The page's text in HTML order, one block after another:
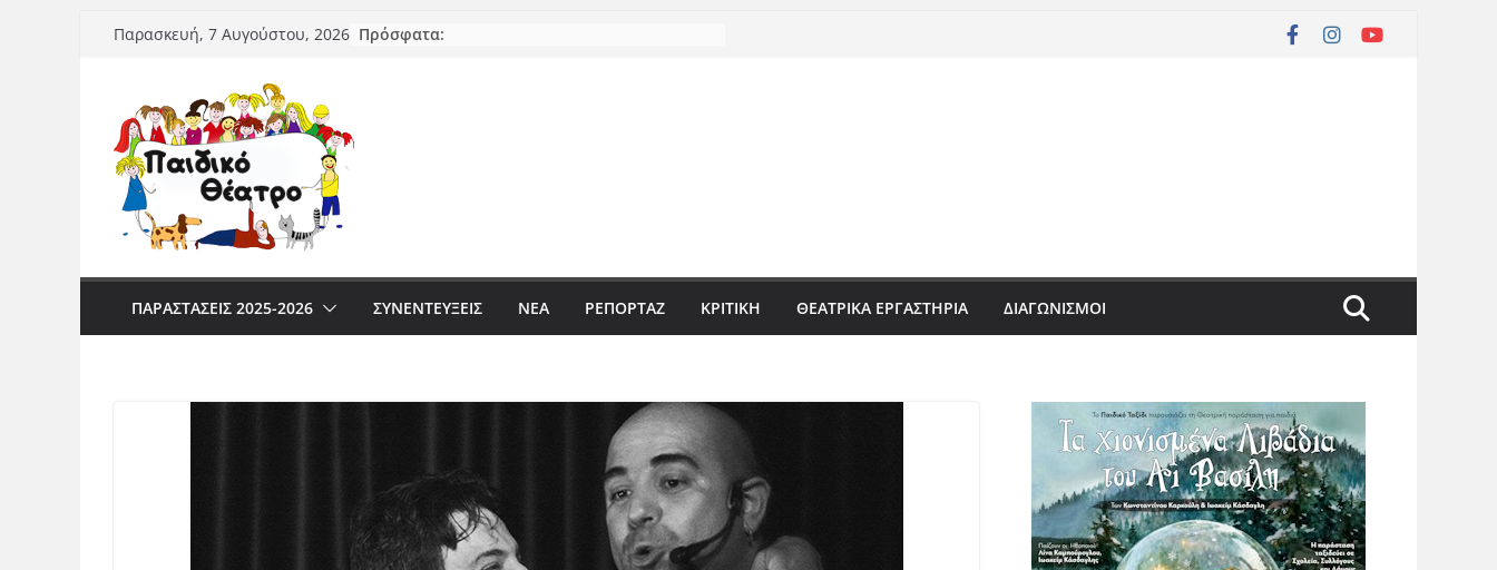
Μετάβαση
Παρασκευή, 7 Αυγούστου, 2026 Πρόσφατα:
ΠΑΡΑΣΤΆΣΕΙΣ 2025-2026 ΣΥΝΕΝΤΕΥΞΕΙΣ ΝΈΑ ΡΕΠΟΡΤΆΖ ΚΡΙΤΙΚΗ ΘΕΑΤΡΙΚΑ ΕΡΓΑΣΤΗΡΙΑ ΔΙΑΓΩΝΙΣΜΟΙ